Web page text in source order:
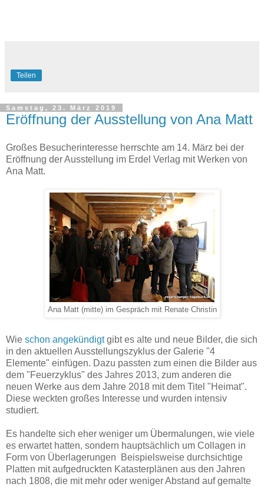
Teilen
Samstag, 23. März 2019
Eröffnung der Ausstellung von Ana Matt
Großes Besucherinteresse herrschte am 14. März bei der
Eröffnung der Ausstellung im Erdel Verlag mit Werken von
Ana Matt.
Ana Matt (mitte) im Gespräch mit Renate Christin
Wie schon angekündigtgibt es alte und neue Bilder, die sich
in den aktuellen Ausstellungszyklus der Galerie "4
Elemente" einfügen. Dazu passten zum einen die Bilder aus
dem "Feuerzyklus" des Jahres 2013, zum anderen die
neuen Werke aus dem Jahre 2018 mit dem Titel "Heimat".
Diese weckten großes Interesse und wurden intensiv
studiert.
Es handelte sich eher weniger um Übermalungen, wie viele
es erwartet hatten, sondern hauptsächlich um Collagen in
Form von Überlagerungen Beispielsweise durchsichtige
Platten mit aufgedruckten Katasterplänen aus den Jahren
nach 1808, die mit mehr oder weniger Abstand auf gemalte